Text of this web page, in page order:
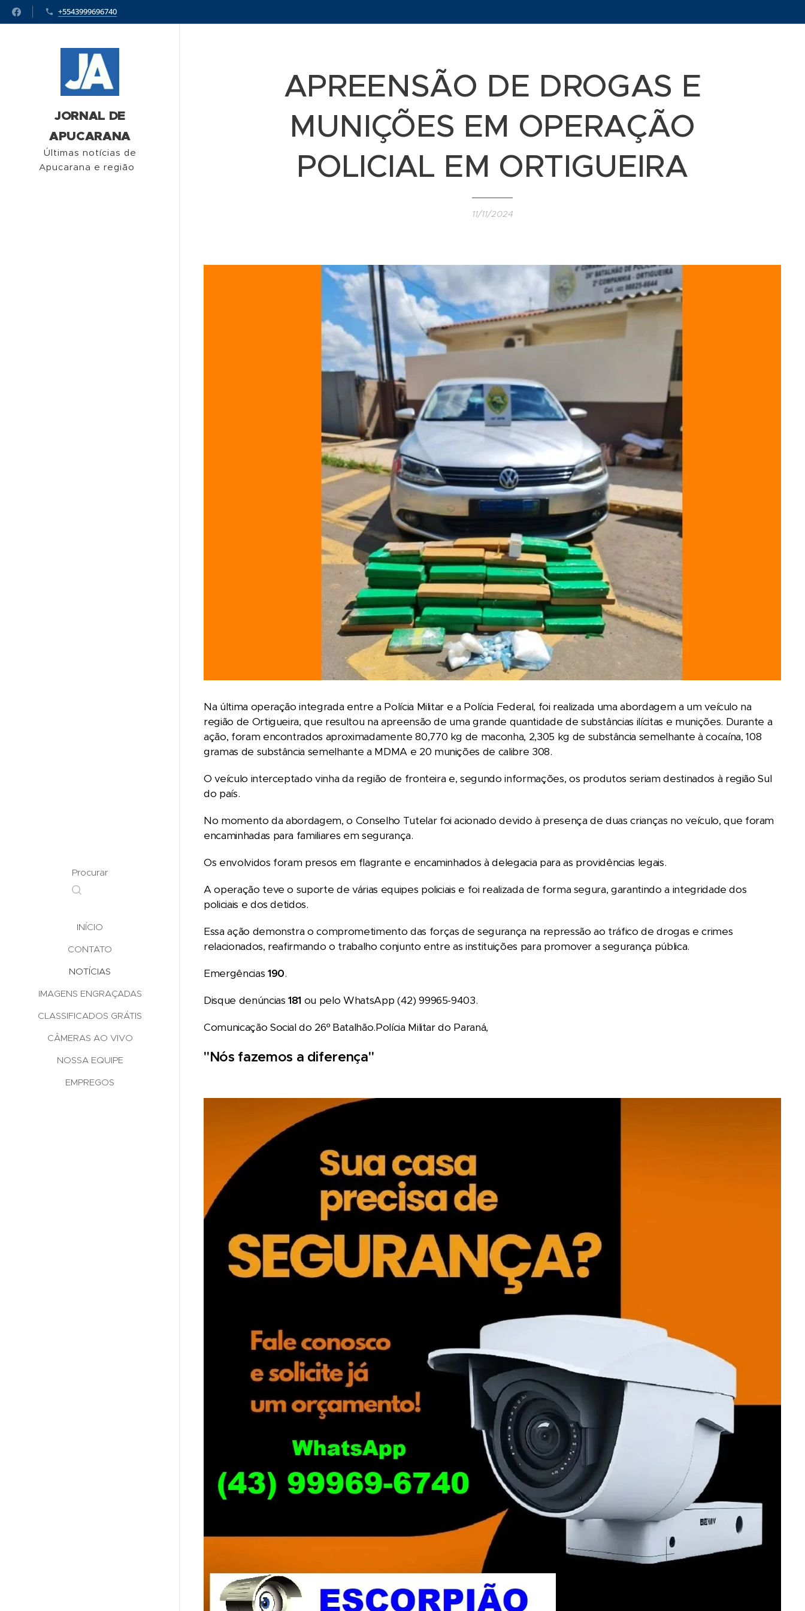
+5543999696740
JORNAL DE
APUCARANA
Últimas notícias de
Apucarana e região
Procurar
INÍCIO
CONTATO
NOTÍCIAS
IMAGENS ENGRAÇADAS
CLASSIFICADOS GRÁTIS
CÂMERAS AO VIVO
NOSSA EQUIPE
EMPREGOS
APREENSÃO DE DROGAS E
MUNIÇÕES EM OPERAÇÃO
POLICIAL EM ORTIGUEIRA
11/11/2024
Na última operação integrada entre a Polícia Militar e a Polícia Federal, foi realizada uma abordagem a um veículo na
região de Ortigueira, que resultou na apreensão de uma grande quantidade de substâncias ilícitas e munições. Durante a
ação, foram encontrados aproximadamente 80,770 kg de maconha, 2,305 kg de substância semelhante à cocaína, 108
gramas de substância semelhante a MDMA e 20 munições de calibre 308.
O veículo interceptado vinha da região de fronteira e, segundo informações, os produtos seriam destinados à região Sul
do país.
No momento da abordagem, o Conselho Tutelar foi acionado devido à presença de duas crianças no veículo, que foram
encaminhadas para familiares em segurança.
Os envolvidos foram presos em flagrante e encaminhados à delegacia para as providências legais.
A operação teve o suporte de várias equipes policiais e foi realizada de forma segura, garantindo a integridade dos
policiais e dos detidos.
Essa ação demonstra o comprometimento das forças de segurança na repressão ao tráfico de drogas e crimes
relacionados, reafirmando o trabalho conjunto entre as instituições para promover a segurança pública.
Emergências 190.
Disque denúncias181 ou pelo WhatsApp (42) 99965-9403.
Comunicação Social do 26º Batalhão.Polícia Militar do Paraná,
"Nós fazemos a diferença"